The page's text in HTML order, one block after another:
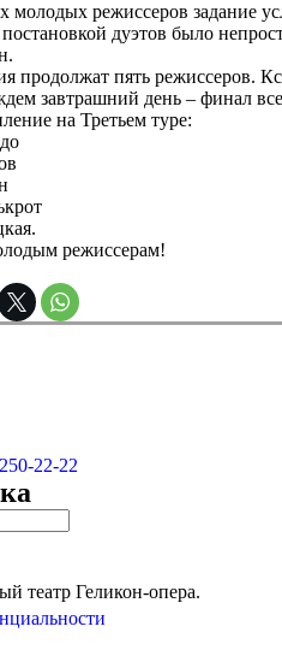
молодых режиссеров задание
постановкой дуэтов было
продолжат пять режиссеров.
завтрашний день – финал
на Третьем туре:
режиссерам!
22-22
театр Геликон-опера.